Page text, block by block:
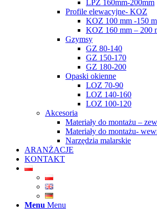
LPZ 160mm-200mm
Profile elewacyjne- KOZ
KOZ 100 mm -150
KOZ 160 mm – 200
Gzymsy
GZ 80-140
GZ 150-170
GZ 180-200
Opaski okienne
LOZ 70-90
LOZ 140-160
LOZ 100-120
Akcesoria
Materiały do montażu –
Materiały do montażu-
Narzędzia malarskie
ARANŻACJE
KONTAKT
Menu Menu